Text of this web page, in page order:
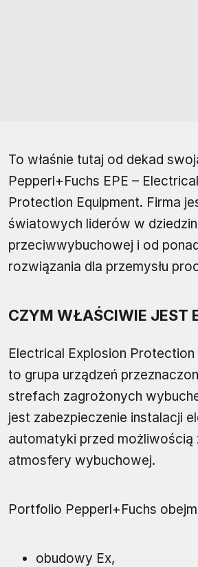
To właśnie tutaj od dekad
Pepperl+Fuchs EPE –
Protection Equipment. Firma
światowych liderów w
przeciwwybuchowej i od
rozwiązania dla przemysłu
CZYM WŁAŚCIWIE JEST
Electrical Explosion Protection
to grupa urządzeń
strefach zagrożonych
jest zabezpieczenie instalacji
automatyki przed możliwością
atmosfery wybuchowej.
Portfolio Pepperl+Fuchs
obudowy Ex,